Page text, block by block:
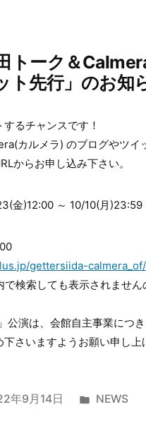
トーク＆
ト先行」のお
るチャンスです！
カルメラ) のブログやツイ
からお申し込み下さい。
金)12:00 ～ 10/10(月)23:59
gettersiida-calmera_of/
検索しても表示されません
演は、会館自主事業につ
さいますようお願い申し上
年9月14日
カ
NEWS